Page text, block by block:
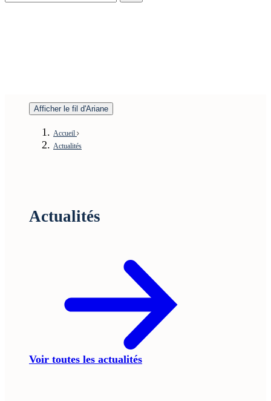
Afficher le fil d'Ariane
Accueil
Actualités
Actualités
Voir toutes les actualités